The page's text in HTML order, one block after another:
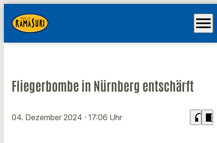
menu
Fliegerbombe in Nürnberg entschärft
04. Dezember 2024 · 17:06 Uhr headphones chrome_reader_mode